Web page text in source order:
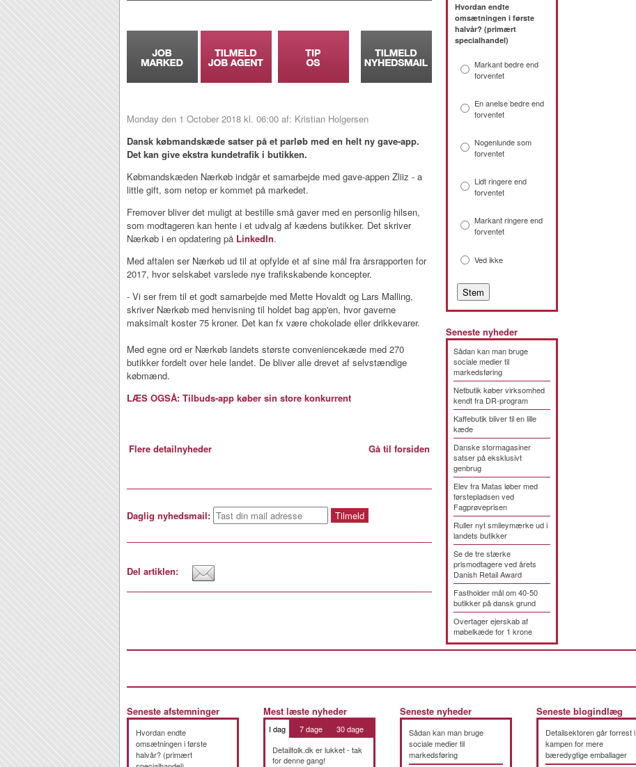
Monday den 1 October 2018 kl. 06:00 af: Kristian Holgersen
Dansk købmandskæde satser på et parløb med en helt ny gave-app.
Det kan give ekstra kundetrafik i butikken.
Købmandskæden Nærkøb indgår et samarbejde med gave-appen Zliiz - a
little gift, som netop er kommet på markedet.
Fremover bliver det muligt at bestille små gaver med en personlig hilsen,
som modtageren kan hente i et udvalg af kædens butikker. Det skriver
Nærkøb i en opdatering på LinkedIn.
Med aftalen ser Nærkøb ud til at opfylde et af sine mål fra årsrapporten for
2017, hvor selskabet varslede nye trafikskabende koncepter.
- Vi ser frem til et godt samarbejde med Mette Hovaldt og Lars Malling,
skriver Nærkøb med henvisning til holdet bag app'en, hvor gaverne
maksimalt koster 75 kroner. Det kan fx være chokolade eller drikkevarer.
Med egne ord er Nærkøb landets største conveniencekæde med 270
butikker fordelt over hele landet. De bliver alle drevet af selvstændige
købmænd.
LÆS OGSÅ: Tilbuds-app køber sin store konkurrent
Flere detailnyheder Gå til forsiden
Daglig nyhedsmail:
Del artiklen:
Hvordan endte
omsætningen i første
halvår? (primært
specialhandel)
Markant bedre end
forventet
En anelse bedre end
forventet
Nogenlunde som
forventet
Lidt ringere end
forventet
Markant ringere end
forventet
Ved ikke
Seneste nyheder
Sådan kan man bruge
sociale medier til
markedsføring
Netbutik køber virksomhed
kendt fra DR-program
Kaffebutik bliver til en lille
kæde
Danske stormagasiner
satser på eksklusivt
genbrug
Elev fra Matas løber med
førstepladsen ved
Fagprøveprisen
Ruller nyt smileymærke ud i
landets butikker
Se de tre stærke
prismodtagere ved årets
Danish Retail Award
Fastholder mål om 40-50
butikker på dansk grund
Overtager ejerskab af
møbelkæde for 1 krone
Seneste afstemninger
Hvordan endte
omsætningen i første
halvår? (primært
Mest læste nyheder
I dag 7 dage
30 dage
Detailfolk.dk er lukket - tak
for denne gang!
Seneste nyheder
Sådan kan man bruge
sociale medier til
markedsføring
Seneste blogindlæg
Detailsektoren går forrest i
kampen for mere
bæredygtige emballager